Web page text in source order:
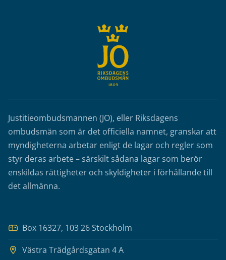
Justitieombudsmannen (JO), eller Riksdagens
ombudsmän som är det officiella namnet, granskar att
myndigheterna arbetar enligt de lagar och regler som
styr deras arbete – särskilt sådana lagar som berör
enskildas rättigheter och skyldigheter i förhållande till
det allmänna.
Box 16327, 103 26 Stockholm
Västra Trädgårdsgatan 4 A